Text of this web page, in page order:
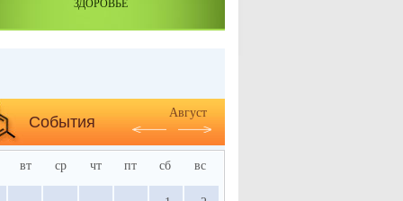
ЗДОРОВЬЕ
События
Август
вт ср чт пт сб вс